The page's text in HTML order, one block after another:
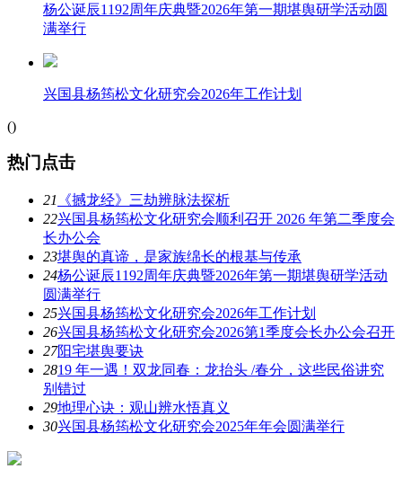
杨公诞辰1192周年庆典暨2026年第一期堪舆研学活动圆
满举行
兴国县杨筠松文化研究会2026年工作计划
()
热门点击
21
《撼龙经》三劫辨脉法探析
22兴国县杨筠松文化研究会顺利召开 2026 年第二季度会
长办公会
23堪舆的真谛，是家族绵长的根基与传承
24杨公诞辰1192周年庆典暨2026年第一期堪舆研学活动
圆满举行
25兴国县杨筠松文化研究会2026年工作计划
26兴国县杨筠松文化研究会2026第1季度会长办公会召开
27阳宅堪舆要诀
2819 年一遇！双龙同春：龙抬头 /春分，这些民俗讲究
别错过
29地理心诀：观山辨水悟真义
30兴国县杨筠松文化研究会2025年年会圆满举行